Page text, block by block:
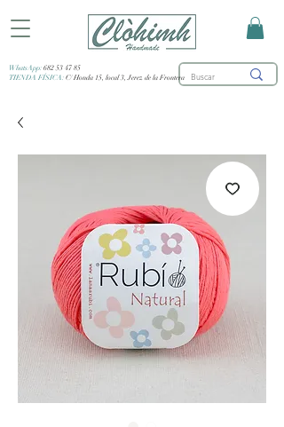
WhatsApp: 682 53 47 85
TIENDA FÍSICA: C/ Honda 15, local 3, Jerez de la Frontera